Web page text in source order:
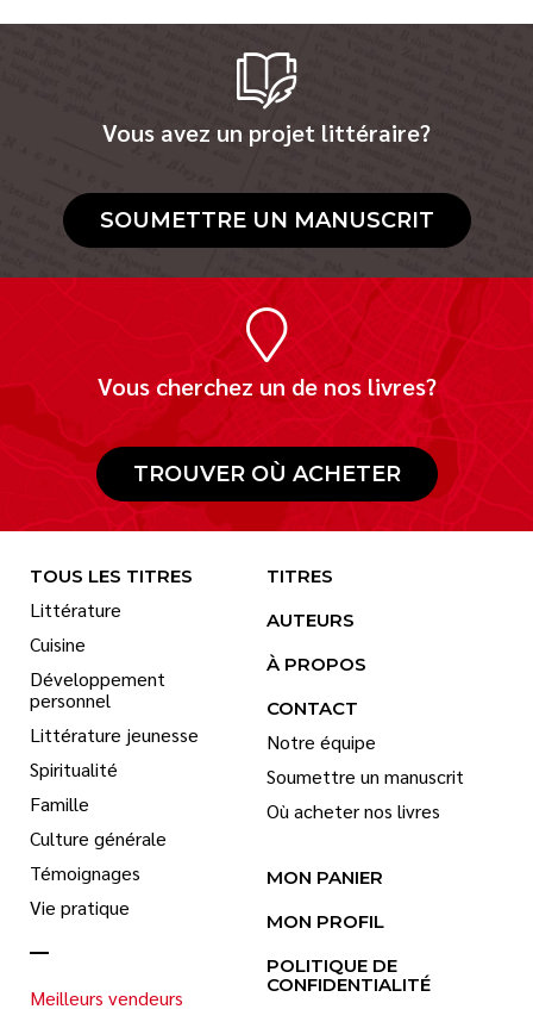
Vous avez un projet littéraire?
SOUMETTRE UN MANUSCRIT
Vous cherchez un de nos livres?
TROUVER OÙ ACHETER
TOUS LES TITRES
Littérature
Cuisine
Développement
personnel
Littérature jeunesse
Spiritualité
Famille
Culture générale
Témoignages
Vie pratique
Meilleurs vendeurs
TITRES
AUTEURS
À PROPOS
CONTACT
Notre équipe
Soumettre un manuscrit
Où acheter nos livres
MON PANIER
MON PROFIL
POLITIQUE DE
CONFIDENTIALITÉ